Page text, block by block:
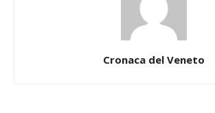
Cronaca del Veneto